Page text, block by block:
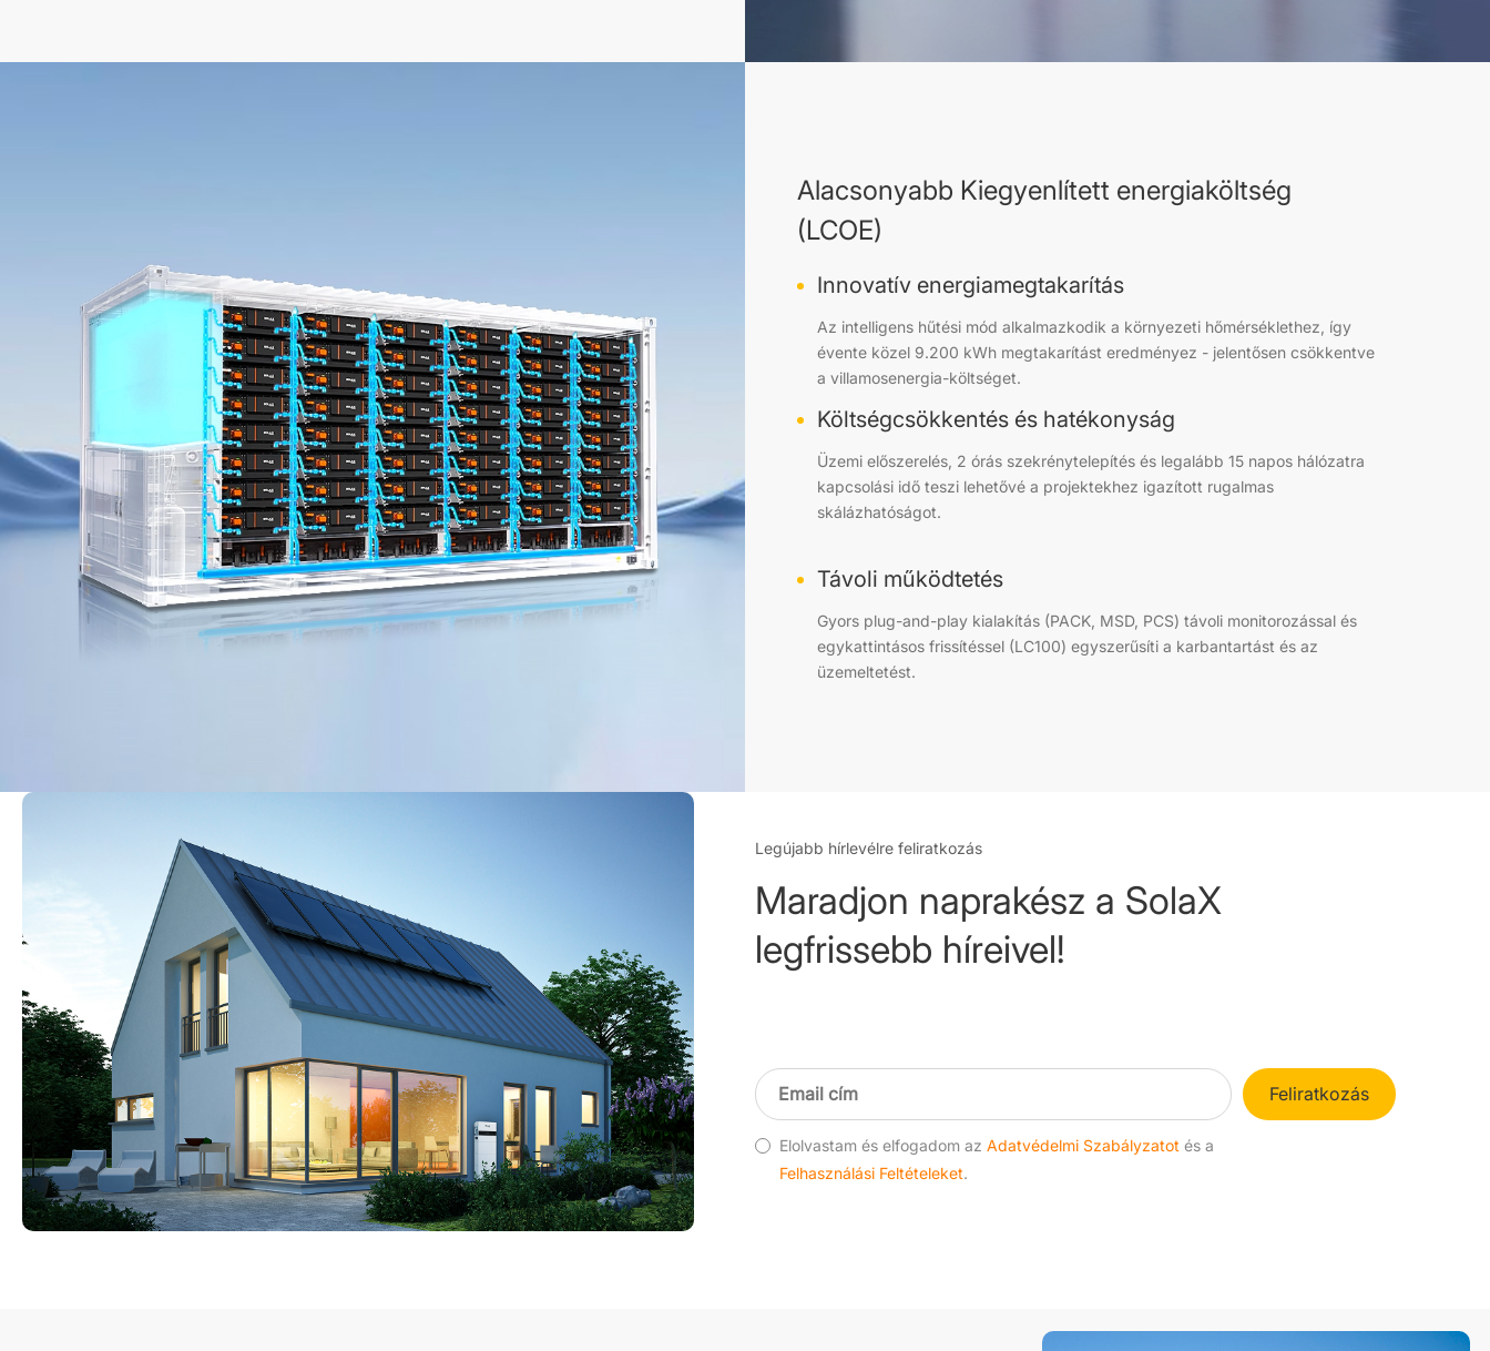
Alacsonyabb Kiegyenlített energiaköltség
(LCOE)
Innovatív energiamegtakarítás
Az intelligens hűtési mód alkalmazkodik a környezeti hőmérséklethez, így
évente közel 9.200 kWh megtakarítást eredményez - jelentősen csökkentve
a villamosenergia-költséget.
Költségcsökkentés és hatékonyság
Üzemi előszerelés, 2 órás szekrénytelepítés és legalább 15 napos hálózatra
kapcsolási idő teszi lehetővé a projektekhez igazított rugalmas
skálázhatóságot.
Távoli működtetés
Gyors plug-and-play kialakítás (PACK, MSD, PCS) távoli monitorozással és
egykattintásos frissítéssel (LC100) egyszerűsíti a karbantartást és az
üzemeltetést.
Legújabb hírlevélre feliratkozás
Maradjon naprakész a SolaX
legfrissebb híreivel!
Feliratkozás
Elolvastam és elfogadom azAdatvédelmi Szabályzatot és a
Felhasználási Feltételeket.